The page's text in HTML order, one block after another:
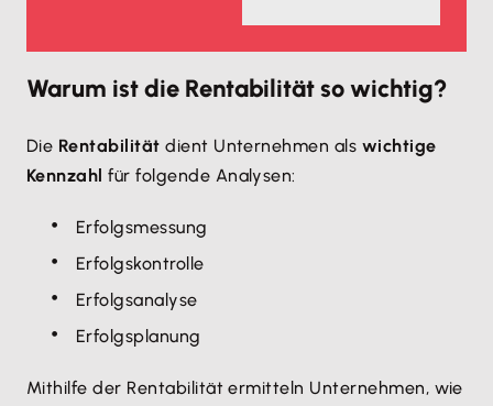
Warum ist die Rentabilität so wichtig?
Die Rentabilitätdient Unternehmen als wichtige
Kennzahl für folgende Analysen:
Erfolgsmessung
Erfolgskontrolle
Erfolgsanalyse
Erfolgsplanung
Mithilfe der Rentabilität ermitteln Unternehmen, wie